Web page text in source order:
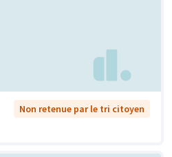
Non retenue par le tri citoyen